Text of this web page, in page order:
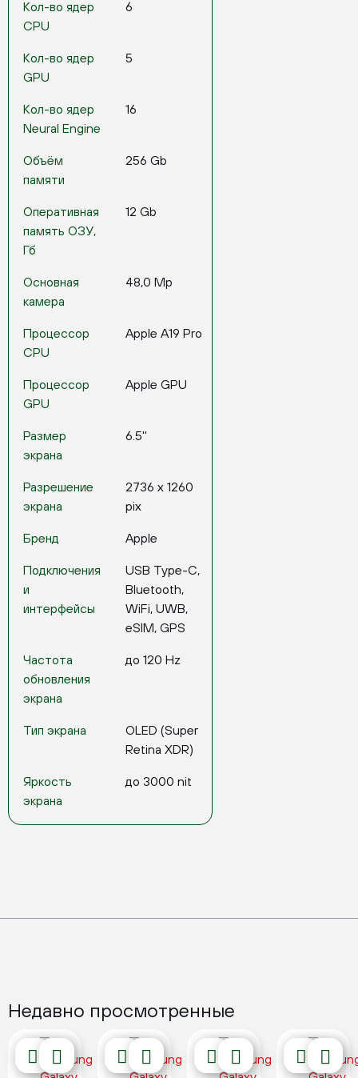
Кол-во ядер
CPU
6
Кол-во ядер
GPU
5
Кол-во ядер
Neural Engine
16
Объём
памяти
256 Gb
Оперативная
память ОЗУ,
Гб
12 Gb
Основная
камера
48,0 Mp
Процессор
CPU
Apple A19 Pro
Процессор
GPU
Apple GPU
Размер
экрана
6.5''
Разрешение
экрана
2736 x 1260
pix
Бренд Apple
Подключения
и
интерфейсы
USB Type-C,
Bluetooth,
WiFi, UWB,
eSIM, GPS
Частота
обновления
экрана
до 120 Hz
Тип экрана
OLED (Super
Retina XDR)
Яркость
экрана
до 3000 nit
Недавно просмотренные